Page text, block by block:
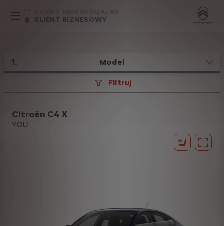
KLIENT BIZNESOWY
1. Model
Filtruj
Citroën C4 X
YOU